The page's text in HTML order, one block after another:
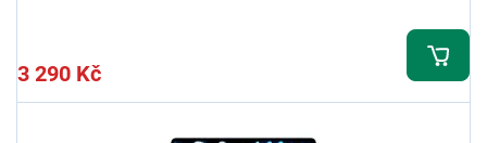
3 290 Kč